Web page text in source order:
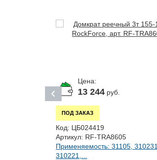
Цена:
13 244 руб.
ПОД ЗАКАЗ
Код: ЦБ024419
Артикул: RF-TRA8605
Применяемость: 31105, 310231,
310221,...